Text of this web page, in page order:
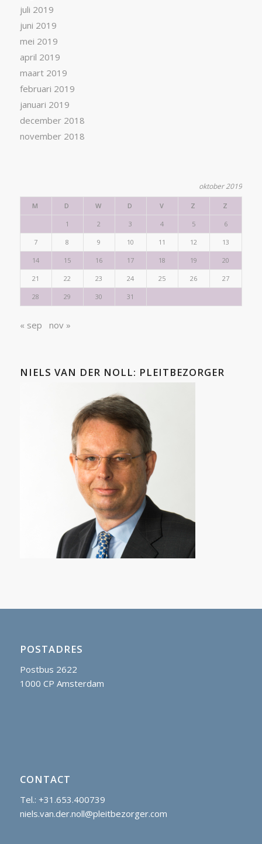
juli 2019
juni 2019
mei 2019
april 2019
maart 2019
februari 2019
januari 2019
december 2018
november 2018
oktober 2019
M D W D V Z Z
1 2 3 4 5 6
7 8 9 10 11 12 13
14 15 16 17 18 19 20
21 22 23 24 25 26 27
28 29 30 31
« sep nov »
NIELS VAN DER NOLL: PLEITBEZORGER
POSTADRES
Postbus 2622
1000 CP Amsterdam
CONTACT
Tel.: +31.653.400739
niels.van.der.noll@pleitbezorger.com